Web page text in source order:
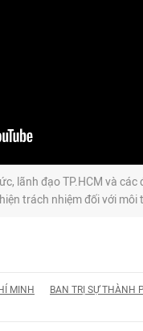
lãnh đạo TP.HCM và
trách nhiệm đối với
MINH
BAN TRỊ SỰ THÀNH